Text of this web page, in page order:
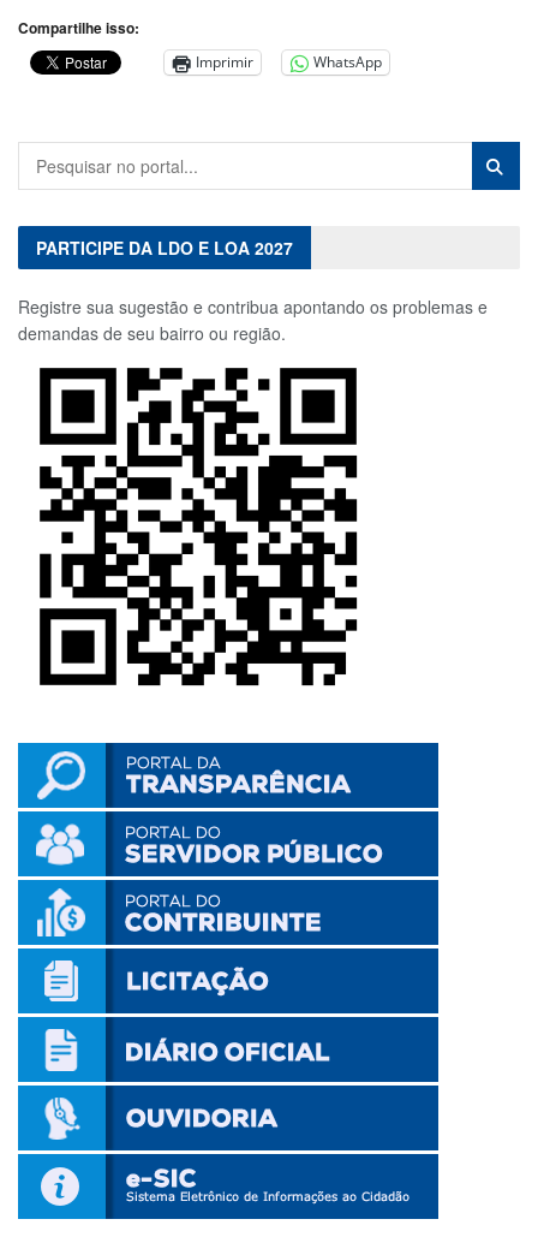
Compartilhe isso:
Imprimir WhatsApp
PARTICIPE DA LDO E LOA 2027
Registre sua sugestão e contribua apontando os problemas e
demandas de seu bairro ou região.